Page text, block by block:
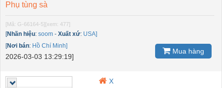
Phụ tùng sà
[Mã: G-66164-5] [xem: 477]
[Nhãn hiệu: soom - Xuất xứ: USA]
[Nơi bán: Hồ Chí Minh]
2026-03-03 13:29:19]
Mua hàng
X